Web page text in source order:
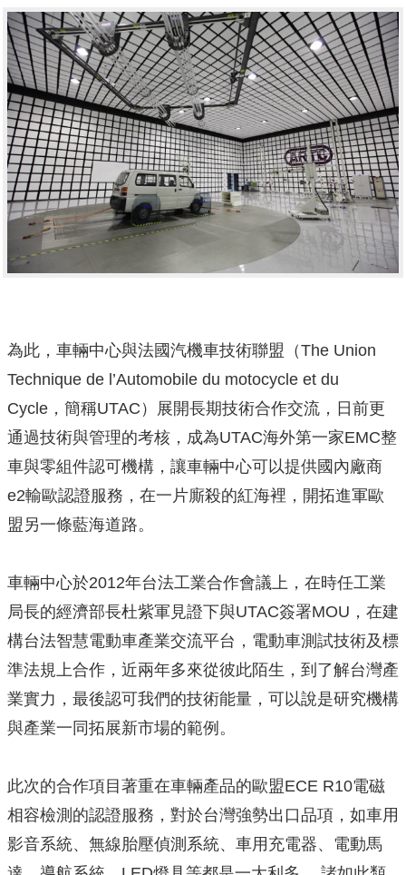
為此，車輛中心與法國汽機車技術聯盟（The Union
Technique de l’Automobile du motocycle et du
Cycle，簡稱UTAC）展開長期技術合作交流，日前更
通過技術與管理的考核，成為UTAC海外第一家EMC整
車與零組件認可機構，讓車輛中心可以提供國內廠商
e2輸歐認證服務，在一片廝殺的紅海裡，開拓進軍歐
盟另一條藍海道路。
車輛中心於2012年台法工業合作會議上，在時任工業
局長的經濟部長杜紫軍見證下與UTAC簽署MOU，在建
構台法智慧電動車產業交流平台，電動車測試技術及標
準法規上合作，近兩年多來從彼此陌生，到了解台灣產
業實力，最後認可我們的技術能量，可以說是研究機構
與產業一同拓展新市場的範例。
此次的合作項目著重在車輛產品的歐盟ECE R10電磁
相容檢測的認證服務，對於台灣強勢出口品項，如車用
影音系統、無線胎壓偵測系統、車用充電器、電動馬